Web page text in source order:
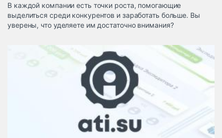
грузовые
терминалы
Коммерческий
Спецтехника
Автосервис,
запчасти, шины
Топливо, масла и
автохимия
Дзен
В каждой компании есть точки роста, помогающие
выделиться среди конкурентов и заработать больше. Вы
уверены, что уделяете им достаточно внимания?